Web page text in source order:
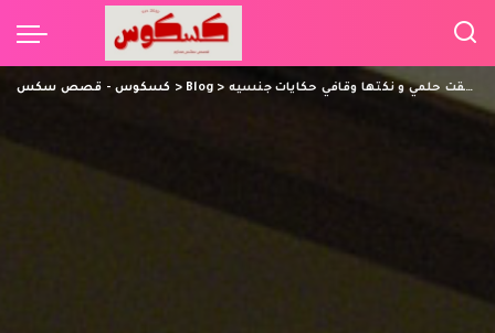
كسكوس - قصص سكس > Blog> جاي هنا تتجسس علي مش عيب عليك وانت زوج اخت حققت حلمي و نكتها وقافي حكايات جنسيه